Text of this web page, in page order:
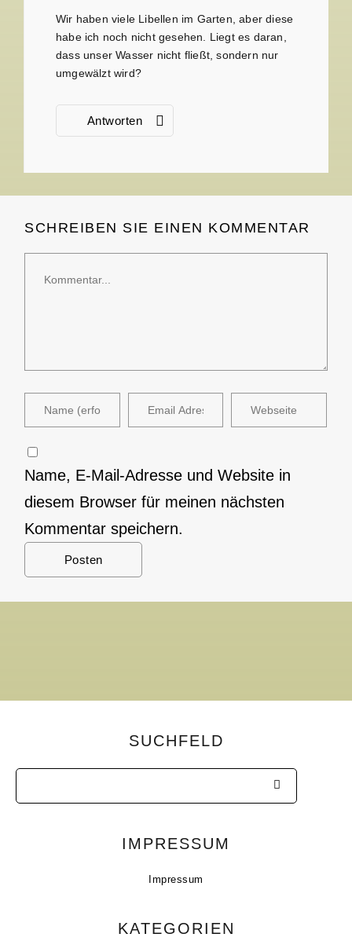
Wir haben viele Libellen im Garten, aber diese
habe ich noch nicht gesehen. Liegt es daran,
dass unser Wasser nicht fließt, sondern nur
umgewälzt wird?
Antworten
SCHREIBEN SIE EINEN KOMMENTAR
Name, E-Mail-Adresse und Website in
diesem Browser für meinen nächsten
Kommentar speichern.
SUCHFELD
IMPRESSUM
Impressum
KATEGORIEN